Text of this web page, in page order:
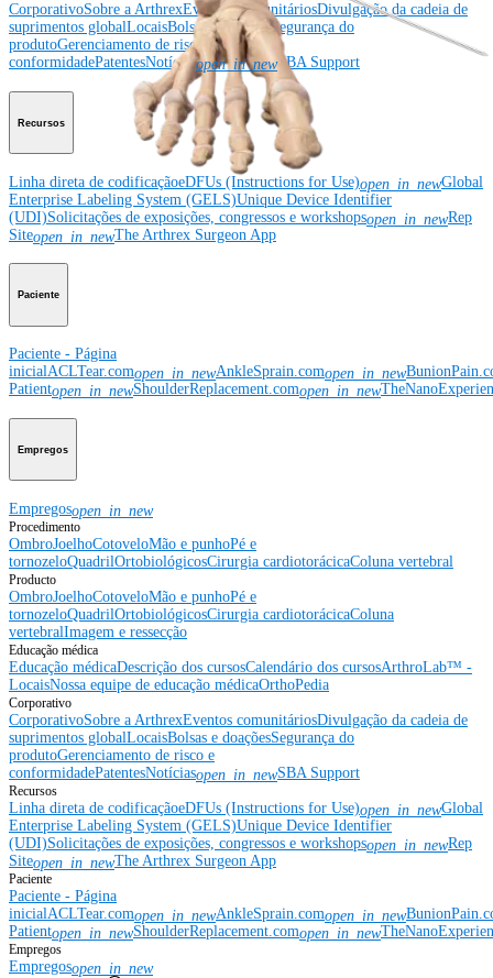
CorporativoSobre a ArthrexEventos comunitáriosDivulgação da cadeia de
suprimentos globalLocaisBolsas e doaçõesSegurança do
produtoGerenciamento de risco e
conformidadePatentesNotíciasopen_in_newSBA Support
Recursos
Linha direta de codificaçãoeDFUs (Instructions for Use)open_in_newGlobal
Enterprise Labeling System (GELS)Unique Device Identifier
(UDI)Solicitações de exposições, congressos e workshopsopen_in_newRep
Siteopen_in_newThe Arthrex Surgeon App
Paciente
Paciente - Página
inicialACLTear.comopen_in_newAnkleSprain.comopen_in_new
Patientopen_in_newShoulderReplacement.comopen_in_new
Empregos
Empregosopen_in_new
Procedimento
OmbroJoelhoCotoveloMão e punhoPé e
tornozeloQuadrilOrtobiológicosCirurgia cardiotorácicaColuna vertebral
Producto
OmbroJoelhoCotoveloMão e punhoPé e
tornozeloQuadrilOrtobiológicosCirurgia cardiotorácicaColuna
vertebralImagem e ressecção
Educação médica
Educação médicaDescrição dos cursosCalendário dos cursosArthroLab™ -
LocaisNossa equipe de educação médicaOrthoPedia
Corporativo
CorporativoSobre a ArthrexEventos comunitáriosDivulgação da cadeia de
suprimentos globalLocaisBolsas e doaçõesSegurança do
produtoGerenciamento de risco e
conformidadePatentesNotíciasopen_in_newSBA Support
Recursos
Linha direta de codificaçãoeDFUs (Instructions for Use)open_in_newGlobal
Enterprise Labeling System (GELS)Unique Device Identifier
(UDI)Solicitações de exposições, congressos e workshopsopen_in_newRep
Siteopen_in_newThe Arthrex Surgeon App
Paciente
Paciente - Página
inicial ACLTear.comopen_in_newAnkleSprain.comopen_in_new
Patientopen_in_newShoulderReplacement.comopen_in_new
Empregos
Empregosopen_in_new